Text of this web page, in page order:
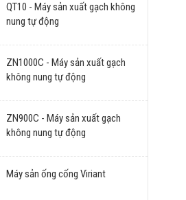
QT10 - Máy sản xuất gạch không
nung tự động
ZN1000C - Máy sản xuất gạch
không nung tự động
ZN900C - Máy sản xuất gạch
không nung tự động
Máy sản ống cống Viriant